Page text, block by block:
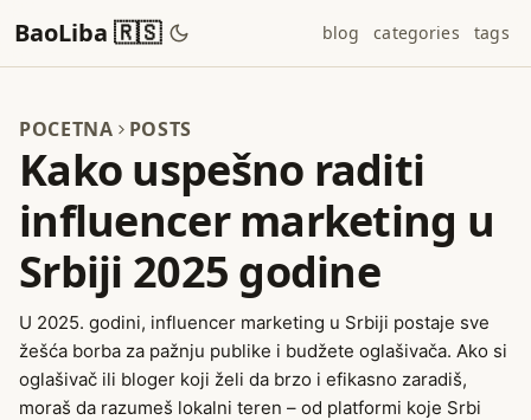
BaoLiba 🇷🇸 blog categories tags
POCETNA POSTS
Kako uspešno raditi
influencer marketing u
Srbiji 2025 godine
U 2025. godini, influencer marketing u Srbiji postaje sve
žešća borba za pažnju publike i budžete oglašivača. Ako si
oglašivač ili bloger koji želi da brzo i efikasno zaradiš,
moraš da razumeš lokalni teren – od platformi koje Srbi